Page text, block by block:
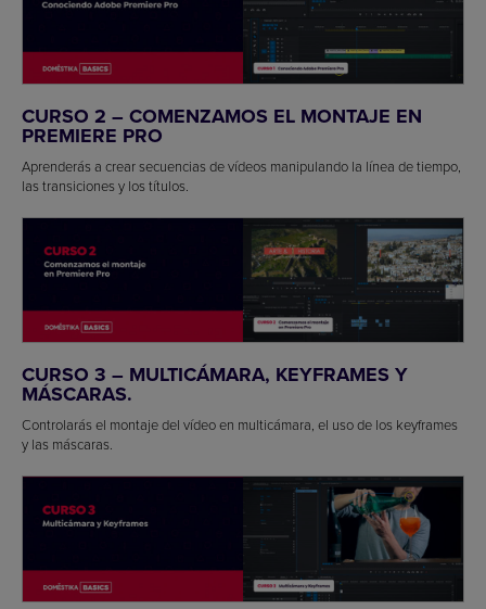
CURSO 2 – COMENZAMOS EL MONTAJE EN
PREMIERE PRO
Aprenderás a crear secuencias de vídeos manipulando la línea de tiempo,
las transiciones y los títulos.
CURSO 3 – MULTICÁMARA, KEYFRAMES Y
MÁSCARAS.
Controlarás el montaje del vídeo en multicámara, el uso de los keyframes
y las máscaras.